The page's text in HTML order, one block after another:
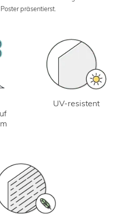
präsentierst.
UV-resistent